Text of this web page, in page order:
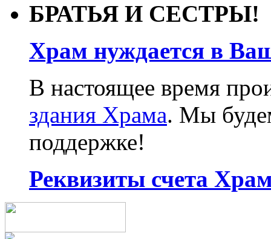
БРАТЬЯ И СЕСТРЫ!
Храм нуждается в
В настоящее время
здания Храма. Мы
поддержке!
Реквизиты счета